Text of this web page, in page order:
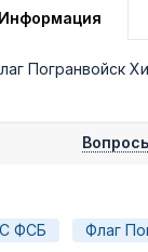
Информация
Погранвойск
ФСБ Флаг